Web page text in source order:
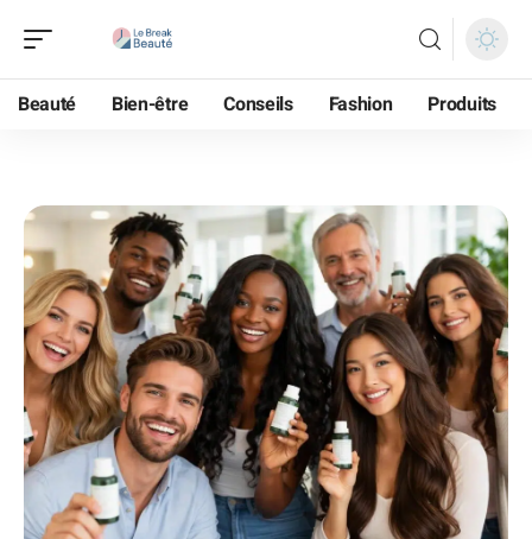
Beauté Bien-être Conseils Fashion Produits